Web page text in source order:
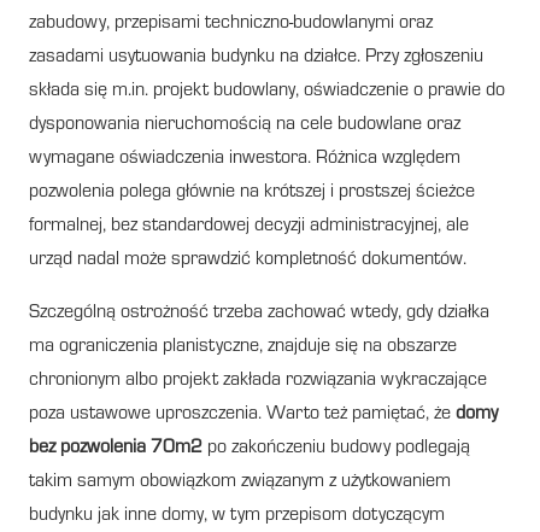
zabudowy, przepisami techniczno-budowlanymi oraz
zasadami usytuowania budynku na działce. Przy zgłoszeniu
składa się m.in. projekt budowlany, oświadczenie o prawie do
dysponowania nieruchomością na cele budowlane oraz
wymagane oświadczenia inwestora. Różnica względem
pozwolenia polega głównie na krótszej i prostszej ścieżce
formalnej, bez standardowej decyzji administracyjnej, ale
urząd nadal może sprawdzić kompletność dokumentów.
Szczególną ostrożność trzeba zachować wtedy, gdy działka
ma ograniczenia planistyczne, znajduje się na obszarze
chronionym albo projekt zakłada rozwiązania wykraczające
poza ustawowe uproszczenia. Warto też pamiętać, że domy
bez pozwolenia 70m2 po zakończeniu budowy podlegają
takim samym obowiązkom związanym z użytkowaniem
budynku jak inne domy, w tym przepisom dotyczącym